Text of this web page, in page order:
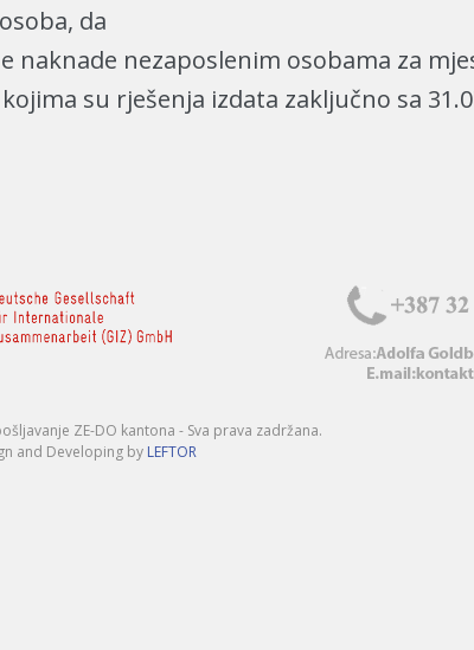
da
naknade nezaposlenim osobama za
su rješenja izdata zaključno sa
ZE-DO kantona - Sva prava zadržana.
and Developing by LEFTOR